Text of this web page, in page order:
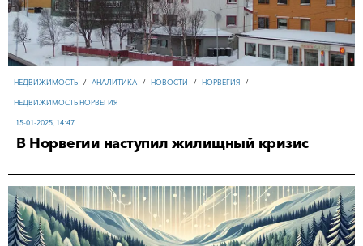
НЕДВИЖИМОСТЬ / АНАЛИТИКА / НОВОСТИ / НОРВЕГИЯ /
НЕДВИЖИМОСТЬ НОРВЕГИЯ
15-01-2025, 14:47
В Норвегии наступил жилищный кризис